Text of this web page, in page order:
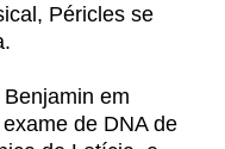
Péricles se
em
de DNA de